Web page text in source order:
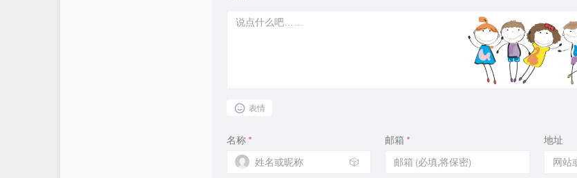
表情
名称 *
🎲
邮箱 * 地址